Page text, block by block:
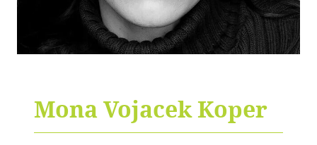
Mona Vojacek Koper